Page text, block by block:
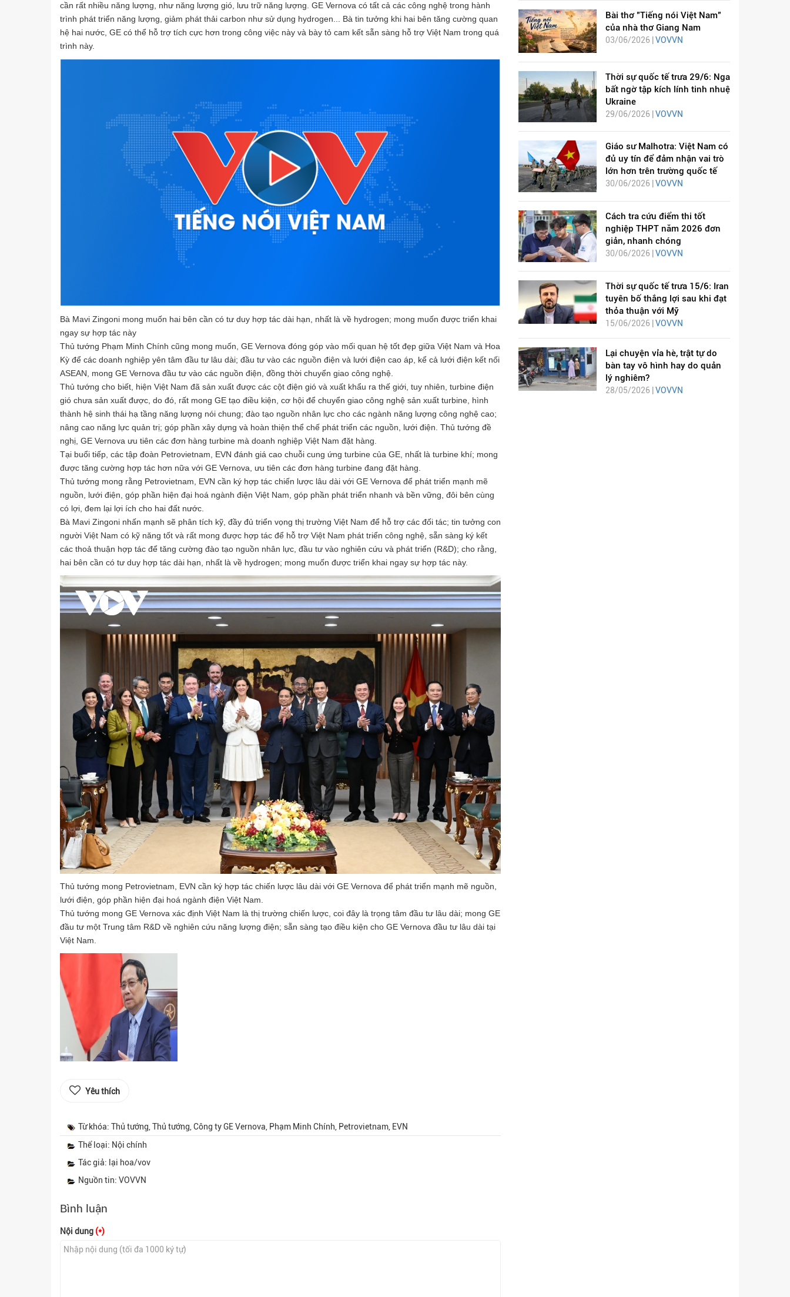
cần rất nhiều năng lượng, như năng lượng gió, lưu trữ năng lượng. GE Vernova có tất cả các công nghệ trong hành
trình phát triển năng lượng, giảm phát thải carbon như sử dụng hydrogen... Bà tin tưởng khi hai bên tăng cường quan
hệ hai nước, GE có thể hỗ trợ tích cực hơn trong công việc này và bày tỏ cam kết sẵn sàng hỗ trợ Việt Nam trong quá
trình này.
Bà Mavi Zingoni mong muốn hai bên cần có tư duy hợp tác dài hạn, nhất là về hydrogen; mong muốn được triển khai
ngay sự hợp tác này
Thủ tướng Phạm Minh Chính cũng mong muốn, GE Vernova đóng góp vào mối quan hệ tốt đẹp giữa Việt Nam và Hoa
Kỳ để các doanh nghiệp yên tâm đầu tư lâu dài; đầu tư vào các nguồn điện và lưới điện cao áp, kể cả lưới điện kết nối
ASEAN, mong GE Vernova đầu tư vào các nguồn điện, đồng thời chuyển giao công nghệ.
Thủ tướng cho biết, hiện Việt Nam đã sản xuất được các cột điện gió và xuất khẩu ra thế giới, tuy nhiên, turbine điện
gió chưa sản xuất được, do đó, rất mong GE tạo điều kiện, cơ hội để chuyển giao công nghệ sản xuất turbine, hình
thành hệ sinh thái hạ tầng năng lượng nói chung; đào tạo nguồn nhân lực cho các ngành năng lượng công nghệ cao;
nâng cao năng lực quản trị; góp phần xây dựng và hoàn thiện thể chế phát triển các nguồn, lưới điện. Thủ tướng đề
nghị, GE Vernova ưu tiên các đơn hàng turbine mà doanh nghiệp Việt Nam đặt hàng.
Tại buổi tiếp, các tập đoàn Petrovietnam, EVN đánh giá cao chuỗi cung ứng turbine của GE, nhất là turbine khí; mong
được tăng cường hợp tác hơn nữa với GE Vernova, ưu tiên các đơn hàng turbine đang đặt hàng.
Thủ tướng mong rằng Petrovietnam, EVN cần ký hợp tác chiến lược lâu dài với GE Vernova để phát triển mạnh mẽ
nguồn, lưới điện, góp phần hiện đại hoá ngành điện Việt Nam, góp phần phát triển nhanh và bền vững, đôi bên cùng
có lợi, đem lại lợi ích cho hai đất nước.
Bà Mavi Zingoni nhấn mạnh sẽ phân tích kỹ, đầy đủ triển vọng thị trường Việt Nam để hỗ trợ các đối tác; tin tưởng con
người Việt Nam có kỹ năng tốt và rất mong được hợp tác để hỗ trợ Việt Nam phát triển công nghệ, sẵn sàng ký kết
các thoả thuận hợp tác để tăng cường đào tạo nguồn nhân lực, đầu tư vào nghiên cứu và phát triển (R&D); cho rằng,
hai bên cần có tư duy hợp tác dài hạn, nhất là về hydrogen; mong muốn được triển khai ngay sự hợp tác này.
Thủ tướng mong Petrovietnam, EVN cần ký hợp tác chiến lược lâu dài với GE Vernova để phát triển mạnh mẽ nguồn,
lưới điện, góp phần hiện đại hoá ngành điện Việt Nam.
Thủ tướng mong GE Vernova xác định Việt Nam là thị trường chiến lược, coi đây là trọng tâm đầu tư lâu dài; mong GE
đầu tư một Trung tâm R&D về nghiên cứu năng lượng điện; sẵn sàng tạo điều kiện cho GE Vernova đầu tư lâu dài tại
Việt Nam.
Yêu thích
Từ khóa: Thủ tướng, Thủ tướng, Công ty GE Vernova, Phạm Minh Chính, Petrovietnam, EVN
Thể loại: Nội chính
Tác giả: lại hoa/vov
Nguồn tin: VOVVN
Bình luận
Nội dung (*)
Bài thơ "Tiếng nói Việt Nam"
của nhà thơ Giang Nam
03/06/2026 | VOVVN
Thời sự quốc tế trưa 29/6: Nga
bất ngờ tập kích lính tinh nhuệ
Ukraine
29/06/2026 | VOVVN
Giáo sư Malhotra: Việt Nam có
đủ uy tín để đảm nhận vai trò
lớn hơn trên trường quốc tế
30/06/2026 |VOVVN
Cách tra cứu điểm thi tốt
nghiệp THPT năm 2026 đơn
giản, nhanh chóng
30/06/2026 | VOVVN
Thời sự quốc tế trưa 15/6: Iran
tuyên bố thắng lợi sau khi đạt
thỏa thuận với Mỹ
15/06/2026 | VOVVN
Lại chuyện vỉa hè, trật tự do
bàn tay vô hình hay do quản
lý nghiêm?
28/05/2026 | VOVVN